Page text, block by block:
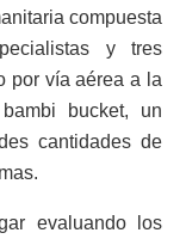
compuesta
y tres
por vía aérea a la
bucket, un
cantidades de
evaluando los